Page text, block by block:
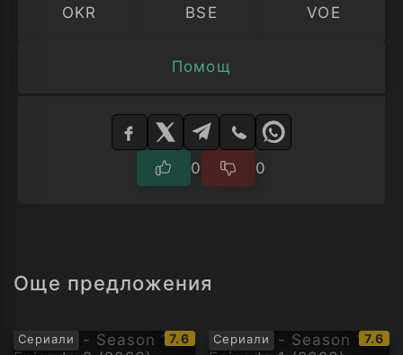
OKR BSE VOE
Помощ
Изберете
0 0
Още предложения
Сериали
IMDb
7.6 Сериали
IMDb
7.6